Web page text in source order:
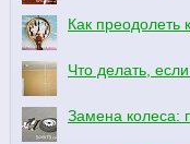
Как преодолеть
Что делать,
Замена колеса: